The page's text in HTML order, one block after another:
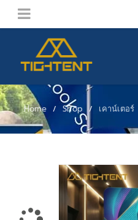
Home / Shop / เคาน์เตอร์